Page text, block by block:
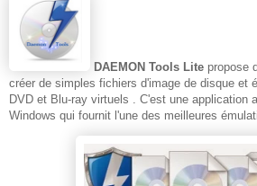
DAEMON Tools Lite propose
créer de simples fichiers d'image de disque et
DVD et Blu-ray virtuels . C'est une application
Windows qui fournit l'une des meilleures